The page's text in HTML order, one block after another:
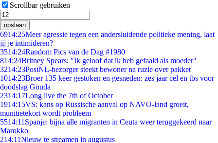
Scrollbar gebruiken
opslaan
6914:25Meer agressie tegen een andersluidende politieke mening, laat
jij je intimideren?
3514:24Random Pics van de Dag #1980
814:24Britney Spears: "Ik geloof dat ik heb gefaald als moeder"
3214:23PostNL-bezorger steekt bewoner na ruzie over pakket
1014:23Broer 135 keer gestoken en gesneden: zes jaar cel en tbs voor
doodslag Gouda
2314:17Long live the 7th of October
1914:15VS: kans op Russische aanval op NAVO-land groeit,
munitietekort wordt probleem
5514:11 Spanje: bijna alle migranten in Ceuta weer teruggekeerd naar
Marokko
214:11Nieuw te streamen in augustus